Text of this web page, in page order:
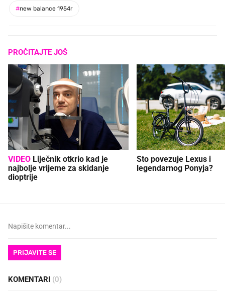
#new balance 1954r
PROČITAJTE JOŠ
VIDEO
najbolje vrijeme za skidanje
dioptrije
Što povezuje Lexus i
legendarnog Ponyja?
PRIJAVITE SE
KOMENTARI (0)